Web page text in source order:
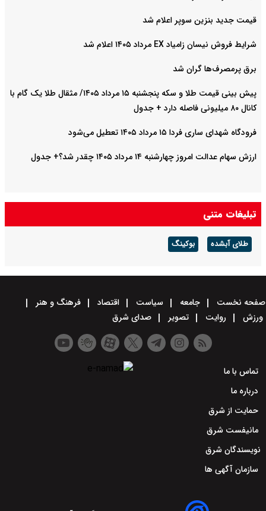
قیمت جدید بنزین سوپر اعلام شد
شرایط فروش نیسان زامیاد EX مرداد ۱۴۰۵ اعلام شد
برق پرمصرف‌ها گران شد
پیش‌ بینی قیمت طلا و سکه پنجشنبه ۱۵ مرداد ۱۴۰۵/ مثقال طلا یک گام با
کانال ۸۰ میلیونی فاصله دارد + جدول
فرودگاه شهدای ساری فردا ۱۵ مرداد ۱۴۰۵ تعطیل می‌شود
ارزش سهام عدالت امروز چهارشنبه ۱۴ مرداد ۱۴۰۵ چقدر شد؟+ جدول
تبلیغات متنی
طلای آبشده بوکینگ
صفحه نخست جامعه سیاست اقتصاد
فرهنگ و هنر
ورزش
روایت تصویر صدای شرق
تماس با ما
درباره ما
حمایت از شرق
مانیفست شرق
نویسندگان شرق
سازمان آگهی ها